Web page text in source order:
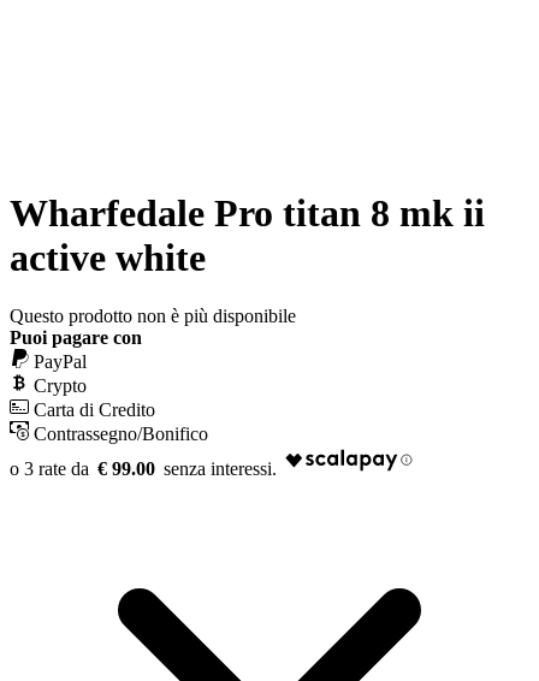
Wharfedale Pro titan 8 mk ii
active white
Questo prodotto non è più disponibile
Puoi pagare con
PayPal
Crypto
Carta di Credito
Contrassegno/Bonifico
€ 99.00